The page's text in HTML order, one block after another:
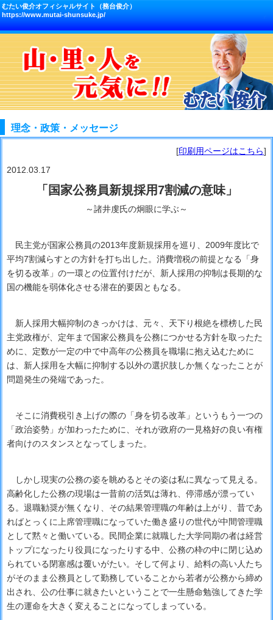
むたい俊介オフィシャルサイト（務台俊介）
https://www.mutai-shunsuke.jp/
理念・政策・メッセージ
[印刷用ページはこちら]
2012.03.17
「国家公務員新規採用7割減の意味」
～諸井虔氏の炯眼に学ぶ～
民主党が国家公務員の2013年度新規採用を巡り、2009年度比で
平均7割減らすとの方針を打ち出した。消費増税の前提となる「身
を切る改革」の一環との位置付けだが、新人採用の抑制は長期的な
国の機能を弱体化させる潜在的要因ともなる。
新人採用大幅抑制のきっかけは、元々、天下り根絶を標榜した民
主党政権が、定年まで国家公務員を公務につかせる方針を取ったた
めに、定数が一定の中で中高年の公務員を職場に抱え込むために
は、新人採用を大幅に抑制する以外の選択肢しか無くなったことが
問題発生の発端であった。
そこに消費税引き上げの際の「身を切る改革」というもう一つの
「政治姿勢」が加わったために、それが政府の一見格好の良い有権
者向けのスタンスとなってしまった。
しかし現実の公務の姿を眺めるとその姿は私に異なって見える。
高齢化した公務の現場は一昔前の活気は薄れ、停滞感が漂ってい
る。退職勧奨が無くなり、その結果管理職の年齢は上がり、昔であ
ればとっくに上席管理職になっていた働き盛りの世代が中間管理職
として黙々と働いている。民間企業に就職した大学同期の者は経営
トップになったり役員になったりする中、公務の枠の中に閉じ込め
られている閉塞感は覆いがたい。そして何より、給料の高い人たち
がそのまま公務員として勤務していることから若者が公務から締め
出され、公の仕事に就きたいということで一生懸命勉強してきた学
生の運命を大きく変えることになってしまっている。